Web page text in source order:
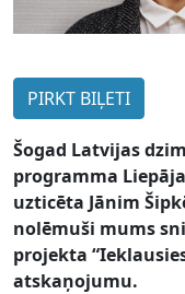
PIRKT BIĻETI
Šogad Latvijas
programma
uzticēta Jānim
nolēmuši mums
projekta
atskaņojumu.